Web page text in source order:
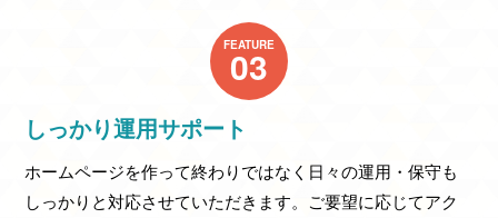
FEATURE
03
しっかり運用サポート
ホームページを作って終わりではなく日々の運用・保守も
しっかりと対応させていただきます。ご要望に応じてアク